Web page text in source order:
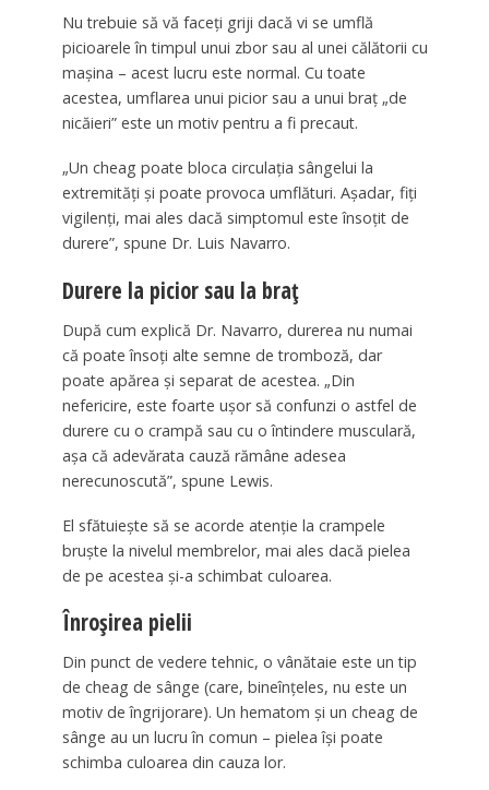
Nu trebuie să vă faceți griji dacă vi se umflă
picioarele în timpul unui zbor sau al unei călătorii cu
mașina – acest lucru este normal. Cu toate
acestea, umflarea unui picior sau a unui braț „de
nicăieri” este un motiv pentru a fi precaut.
„Un cheag poate bloca circulația sângelui la
extremități și poate provoca umflături. Așadar, fiți
vigilenți, mai ales dacă simptomul este însoțit de
durere”, spune Dr. Luis Navarro.
Durere la picior sau la braț
După cum explică Dr. Navarro, durerea nu numai
că poate însoți alte semne de tromboză, dar
poate apărea și separat de acestea. „Din
nefericire, este foarte ușor să confunzi o astfel de
durere cu o crampă sau cu o întindere musculară,
așa că adevărata cauză rămâne adesea
nerecunoscută”, spune Lewis.
El sfătuiește să se acorde atenție la crampele
bruște la nivelul membrelor, mai ales dacă pielea
de pe acestea și-a schimbat culoarea.
Înroșirea pielii
Din punct de vedere tehnic, o vânătaie este un tip
de cheag de sânge (care, bineînțeles, nu este un
motiv de îngrijorare). Un hematom și un cheag de
sânge au un lucru în comun – pielea își poate
schimba culoarea din cauza lor.